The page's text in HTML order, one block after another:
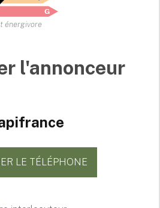
énergivore
l'annonceur
LE TÉLÉPHONE